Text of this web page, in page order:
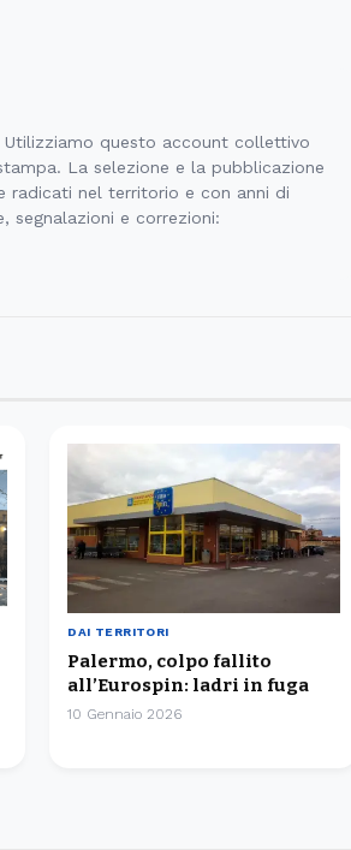
questo account collettivo
La selezione e la pubblicazione
radicati nel territorio e con anni di
segnalazioni e correzioni:
DAI TERRITORI
Palermo, colpo fallito
all’Eurospin: ladri in fuga
10 Gennaio 2026